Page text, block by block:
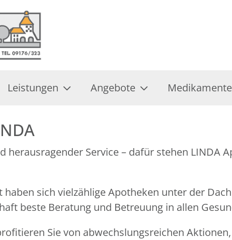
Leistungen Angebote
herausragender Service – dafür stehen LINDA
haben sich vielzählige Apotheken unter der
beste Beratung und Betreuung in allen
Sie von abwechslungsreichen